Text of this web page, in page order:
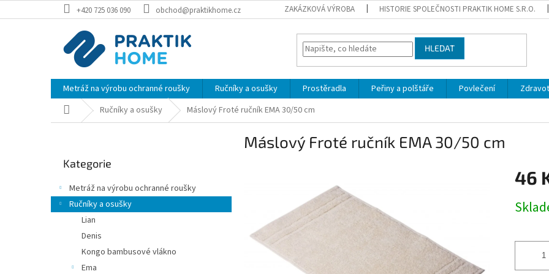
na
+420 725 036 090 obchod@praktikhome.cz ZAKÁZKOVÁ VÝROBA HISTORIE SPOLEČNOSTI PRAKTIK HOME S.R.O.
HLEDAT
Metráž na výrobu ochranné roušky Ručníky a osušky Prostěradla Peřiny a polštáře Povlečení
Domů Ručníky a osušky Máslový Froté ručník EMA 30/50 cm
a
n
kategorie
Kategorie
Metráž na výrobu ochranné roušky
Ručníky a osušky
Lian
Denis
Kongo bambusové vlákno
Ema
Máslový Froté ručník EMA 30/50 cm
46
cena: